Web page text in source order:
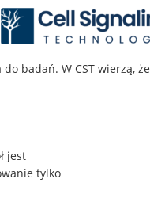
badań. W CST wierzą, że
jest
tylko